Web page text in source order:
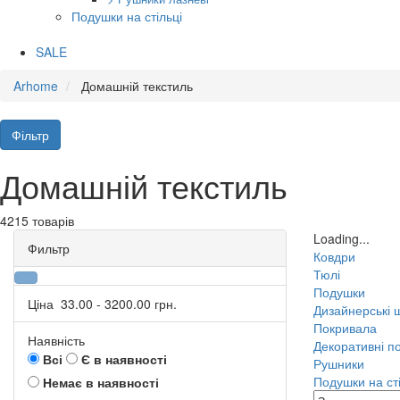
Подушки на стільці
SALE
Arhome
Домашній текстиль
Фільтр
Домашній текстиль
4215 товарів
Фильтр
Ціна 33.00 - 3200.00 грн.
Наявність
Всі
Є в наявності
Немає в наявності
Loading...
Ковдри
Тюлі
Подушки
Дизайнерські
Покривала
Декоративні
Рушники
Подушки на